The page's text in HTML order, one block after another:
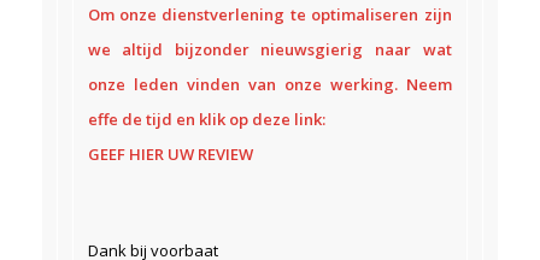
Om onze dienstverlening te optimaliseren zijn
we altijd bijzonder nieuwsgierig naar wat
onze leden vinden van onze werking. Neem
effe de tijd en klik op deze link:
GEEF HIER UW REVIEW
Dank bij voorbaat